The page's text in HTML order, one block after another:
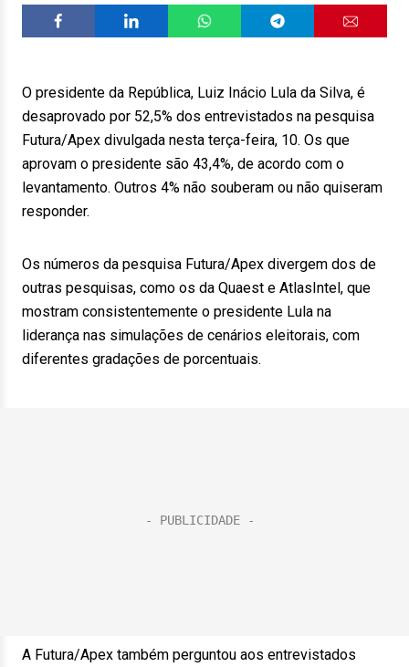
O presidente da República, Luiz Inácio Lula da Silva, é
desaprovado por 52,5% dos entrevistados na pesquisa
Futura/Apex divulgada nesta terça-feira, 10. Os que
aprovam o presidente são 43,4%, de acordo com o
levantamento. Outros 4% não souberam ou não quiseram
responder.
Os números da pesquisa Futura/Apex divergem dos de
outras pesquisas, como os da Quaest e AtlasIntel, que
mostram consistentemente o presidente Lula na
liderança nas simulações de cenários eleitorais, com
diferentes gradações de porcentuais.
A Futura/Apex também perguntou aos entrevistados